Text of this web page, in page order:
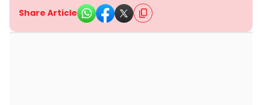
Share Article